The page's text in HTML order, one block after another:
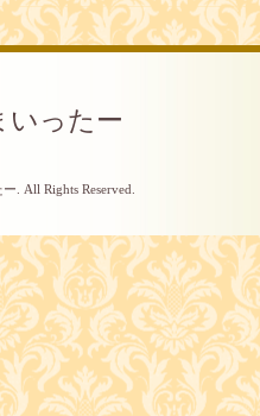
いったー
ー . All Rights Reserved.